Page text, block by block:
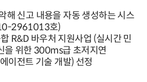
해 신고 내용을 자동 생성하는 시스
2961013호)
R&D 바우처 지원사업 (실시간 민
을 위한 300ms급 초저지연
이전트 기술 개발) 선정